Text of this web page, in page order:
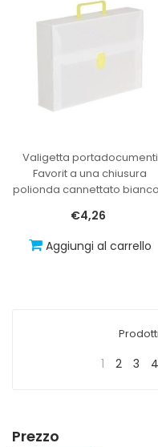
Prezzo
Valigetta portadocumenti
Favorit a una chiusura
polionda cannettato bianco
€4,26
Aggiungi al carrello
1 2 3 4